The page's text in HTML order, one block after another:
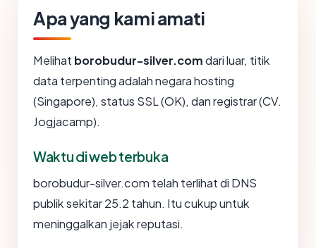
Apa yang kami amati
Melihat borobudur-silver.comdari luar, titik
data terpenting adalah negara hosting
(Singapore), status SSL (OK), dan registrar (CV.
Jogjacamp).
Waktu di web terbuka
borobudur-silver.com telah terlihat di DNS
publik sekitar 25.2 tahun. Itu cukup untuk
meninggalkan jejak reputasi.